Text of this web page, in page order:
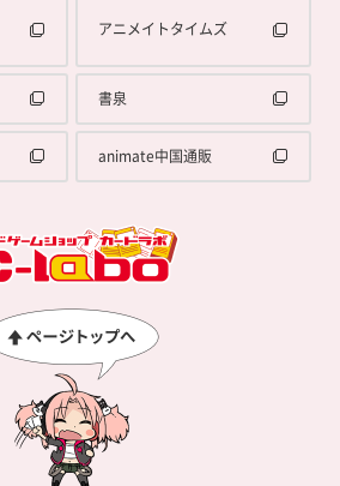
アニメイトタイムズ
書泉
animate中国通販